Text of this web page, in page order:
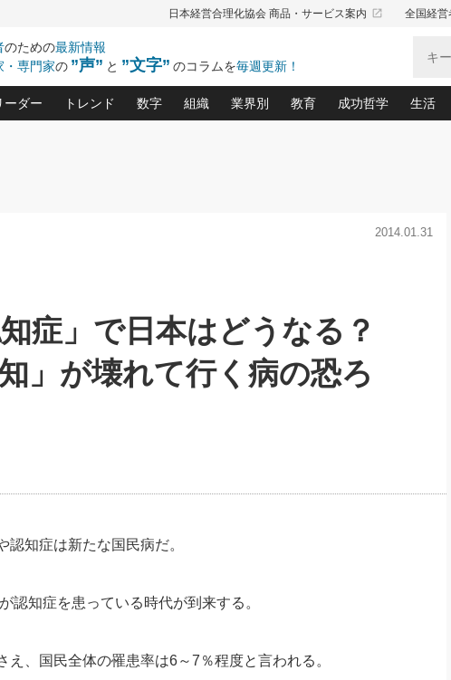
日本経営合理化協会 商品・サービス案内 launch 全国経営
のための最新情報
・専門家の ”声” と ”文字” のコラムを毎週更新！
2026.08.5
朝礼・会議での「社長の３分間
スピーチ」ネタ帳（2026年8月5
日号）
に儲かる仕組みづくり講座(12)
メージ戦略(77)
企業のブランド戦略(39)
長のための資産管理講座(95)
業分析(153)
ーダー
朝礼・会議での「社長の３分間スピーチ」ネタ帳(159)
楠木建の「経営知になる考え方」(57)
次もあなたにお願いしたいと思われる「一流の仕事術」(28)
トレンド
社長のメシの種 4.0(206)
数字
おカネが残る決算書にするために、やっておきたい
新・会計経営と実学(37)
決算書の“見える化”術(12)
賢い社長の「経理財務の見どころ・勘どころ・ツッ
組織
職場の生産性を下げるハラスメントの予防策
顧客・社員・社会から支持される「ウェルビ
業界別
大久保一彦の“流行る”お店の仕組み
教育
あなただからお願いした
クレーム対応 実践マニュ
クレーム対応の新知識と
デキル社員に育てる！ 社
東川鷹年の「中小企業の人
業績アップにつながる！
欧米資産家に学ぶ二世教
成功哲学
令和時代の「社
先人の名句名言
渡部昇一の「日
経営に活かす“十
生活
デ
リ
ワ
必
眼
社長
米
2014.01.31
症」で日本はどうなる？
」が壊れて行く病の恐ろ
知症は新たな国民病だ。
認知症を患っている時代が到来する。
、国民全体の罹患率は6～7％程度と言われる。